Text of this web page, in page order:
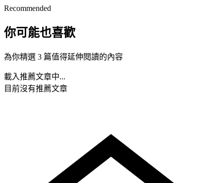
Recommended
你可能也喜歡
為你精選 3 篇值得延伸閱讀的內容
載入推薦文章中...
目前沒有推薦文章